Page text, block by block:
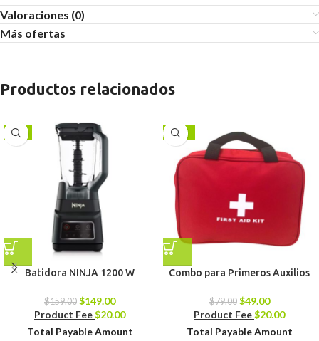
Valoraciones (0)
Más ofertas
Productos relacionados
-6%
Batidora NINJA 1200 W
$159.00 $149.00
Product Fee$20.00
Total Payable Amount
-38%
Combo para Primeros Auxilios
$79.00 $49.00
Product Fee$20.00
Total Payable Amount